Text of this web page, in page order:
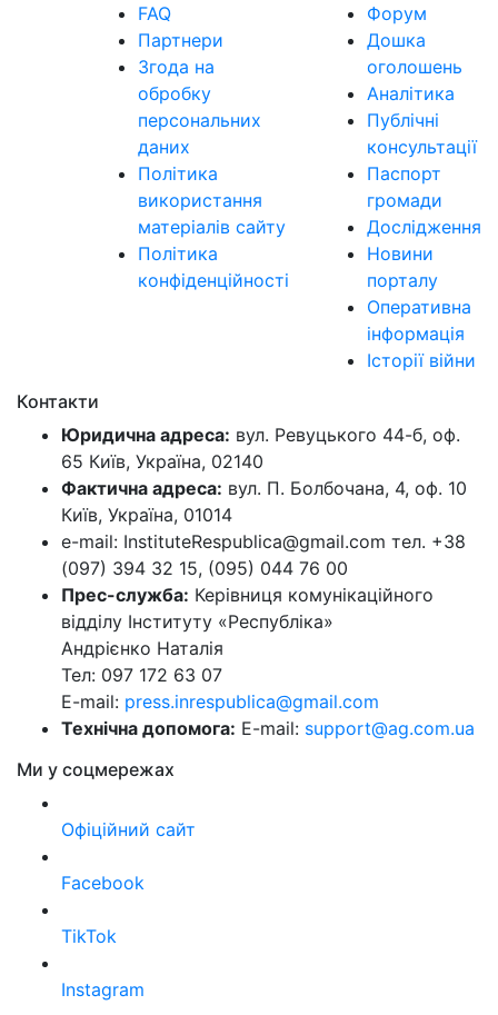
FAQ
Партнери
Згода на
обробку
персональних
даних
Політика
використання
матеріалів сайту
Політика
конфіденційності
Форум
Дошка
оголошень
Аналітика
Публічні
консультації
Паспорт
громади
Дослідження
Новини
порталу
Оперативна
інформація
Історії війни
Контакти
Юридична адреса: вул. Ревуцького 44-б, оф.
65 Київ, Україна, 02140
Фактична адреса: вул. П. Болбочана, 4, оф. 10
Київ, Україна, 01014
e-mail: InstituteRespublica@gmail.com тел. +38
(097) 394 32 15, (095) 044 76 00
Прес-служба: Керівниця комунікаційного
відділу Інституту «Республіка»
Андрієнко Наталія
Тел: 097 172 63 07
E-mail: press.inrespublica@gmail.com
Технічна допомога: E-mail: support@ag.com.ua
Ми у соцмережах
Офіційний сайт
Facebook
TikTok
Instagram